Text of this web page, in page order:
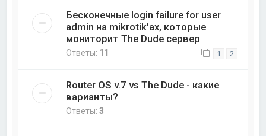
Бесконечные login failure for user
admin на mikrotik'ах, которые
мониторит The Dude сервер
Ответы: 11 1 2
Router OS v.7 vs The Dude - какие
варианты?
Ответы:3